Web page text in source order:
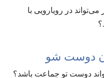
در رویارویی با
دوست تو جماعت باشد؟‏